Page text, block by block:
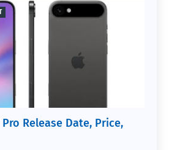
Release Date, Price,